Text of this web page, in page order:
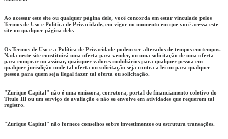
Ao acessar este site ou qualquer página dele, você concorda em estar vinculado pelos
Termos de Uso e Política de Privacidade, em vigor no momento em que você acessa este
site ou qualquer página dele.
Os Termos de Uso e a Política de Privacidade podem ser alterados de tempos em tempos.
Nada neste site constituirá uma oferta para vender, ou uma solicitação de uma oferta
para comprar ou assinar, quaisquer valores mobiliários para qualquer pessoa em
qualquer jurisdição onde tal oferta ou solicitação seja contra a lei ou para qualquer
pessoa para quem seja ilegal fazer tal oferta ou solicitação.
"Zurique Capital" não é uma emissora, corretora, portal de financiamento coletivo do
Título III ou um serviço de avaliação e não se envolve em atividades que requerem tal
registro.
"Zurique Capital" não fornece conselhos sobre investimentos ou estrutura transações.